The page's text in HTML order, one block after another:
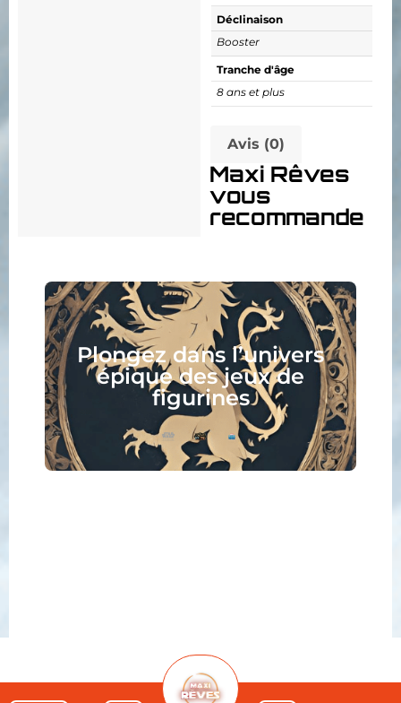
Déclinaison
Booster
Tranche d'âge
8 ans et plus
Avis (0)
Maxi Rêves
vous
recommande
Collectionnez, assemblez,
peignez, jouez, lisez :
votre nouveau hobby vous
attend !